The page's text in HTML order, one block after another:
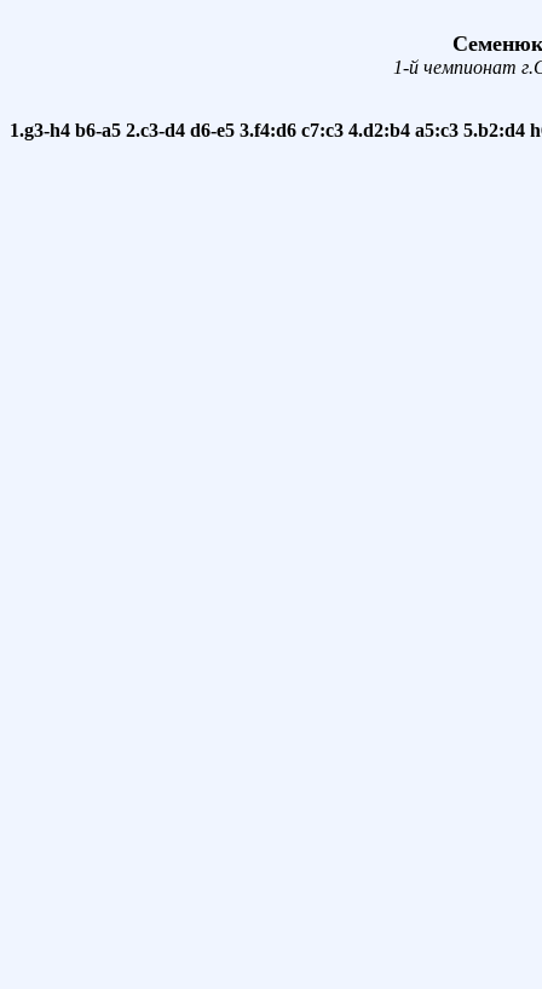
1-й чемпионат
1.g3-h4 b6-a5 2.c3-d4 d6-e5 3.f4:d6 c7:c3 4.d2:b4 a5:c3 5.b2:d4